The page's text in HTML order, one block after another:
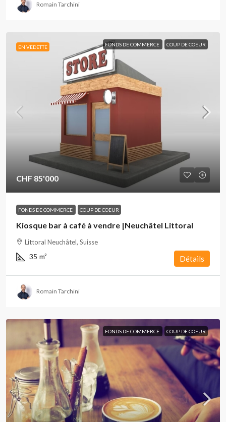
Romain Tarchini
EN VEDETTE FONDS DE COMMERCE COUP DE COEUR
CHF 85'000
FONDS DE COMMERCE COUP DE COEUR
Kiosque bar à café à vendre |Neuchâtel Littoral
Littoral Neuchâtel, Suisse
35 m² Détails
Romain Tarchini
FONDS DE COMMERCE COUP DE COEUR